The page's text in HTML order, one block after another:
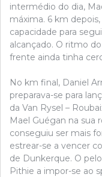
intermédio do dia,
máxima. 6 km
capacidade para
alcançado. O ritmo
frente ainda tinha
No km final, Daniel
preparava-se para
da Van Rysel –
Mael Guégan na sua
conseguiu ser mais
estrear-se a vencer
de Dunkerque. O
Pithie a impor-se ao